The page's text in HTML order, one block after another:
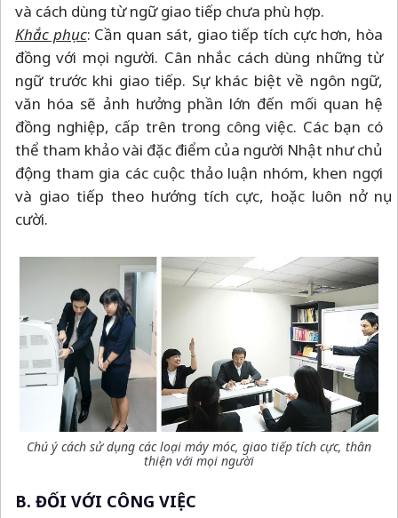
và cách dùng từ ngữ giao tiếp chưa phù hợp.
Khắc phục: Cần quan sát, giao tiếp tích cực hơn, hòa
đồng với mọi người. Cân nhắc cách dùng những từ
ngữ trước khi giao tiếp. Sự khác biệt về ngôn ngữ,
văn hóa sẽ ảnh hưởng phần lớn đến mối quan hệ
đồng nghiệp, cấp trên trong công việc. Các bạn có
thể tham khảo vài đặc điểm của người Nhật như chủ
động tham gia các cuộc thảo luận nhóm, khen ngợi
và giao tiếp theo hướng tích cực, hoặc luôn nở nụ
cười.
Chú ý cách sử dụng các loại máy móc, giao tiếp tích cực, thân
thiện với mọi người
B. ĐỐI VỚI CÔNG VIỆC